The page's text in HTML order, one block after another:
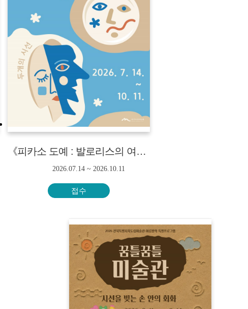
《피카소 도예 : 발로리스의 여름》연계 교육·체험 프로그램<단체만 신청 가능>
2026.07.14 ~ 2026.10.11
접수